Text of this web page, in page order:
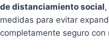
de distanciamiento social
medidas para evitar
completamente seguro